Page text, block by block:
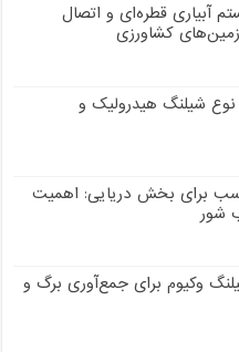
آبیاری قطره‌ای و اتصال
زمین‌های کشاورزی
عنوان: آشنایی با ۷ نوع شیلنگ هیدرولیک و
برای بخش دریایی: اهمیت
شور
وکیوم برای جمع‌آوری برگ و